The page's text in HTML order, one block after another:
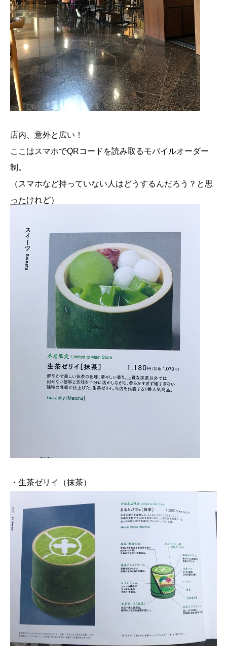
店内、意外と広い！
ここはスマホでQRコードを読み取るモバイルオーダー
制。
（スマホなど持っていない人はどうするんだろう？と思
ったけれど）
・生茶ゼリイ（抹茶）